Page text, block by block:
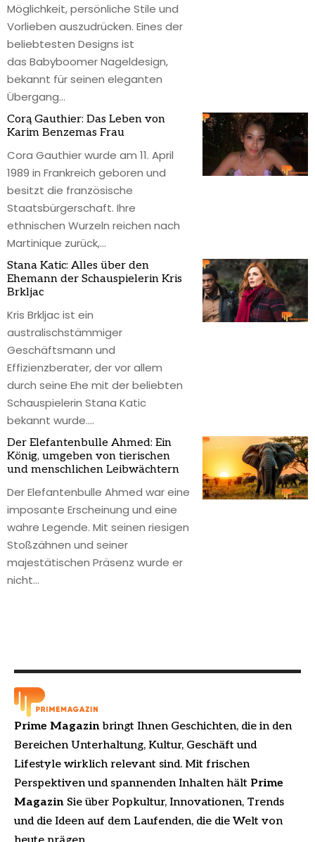
Möglichkeit, persönliche Stile und
Vorlieben auszudrücken. Eines der
beliebtesten Designs ist
das Babyboomer Nageldesign,
bekannt für seinen eleganten
Übergang…
Corą Gauthier: Das Leben von
Karim Benzemas Frau
Cora Gauthier wurde am 11. April
1989 in Frankreich geboren und
besitzt die französische
Staatsbürgerschaft. Ihre
ethnischen Wurzeln reichen nach
Martinique zurück,…
Stana Katic: Alles über den
Ehemann der Schauspielerin Kris
Brkljac
Kris Brkljac ist ein
australischstämmiger
Geschäftsmann und
Effizienzberater, der vor allem
durch seine Ehe mit der beliebten
Schauspielerin Stana Katic
bekannt wurde.…
Der Elefantenbulle Ahmed: Ein
König, umgeben von tierischen
und menschlichen Leibwächtern
Der Elefantenbulle Ahmed war eine
imposante Erscheinung und eine
wahre Legende. Mit seinen riesigen
Stoßzähnen und seiner
majestätischen Präsenz wurde er
nicht…
Prime Magazinbringt Ihnen Geschichten, die in den
Bereichen Unterhaltung, Kultur, Geschäft und
Lifestyle wirklich relevant sind. Mit frischen
Perspektiven und spannenden Inhalten hält Prime
Magazin Sie über Popkultur, Innovationen, Trends
und die Ideen auf dem Laufenden, die die Welt von